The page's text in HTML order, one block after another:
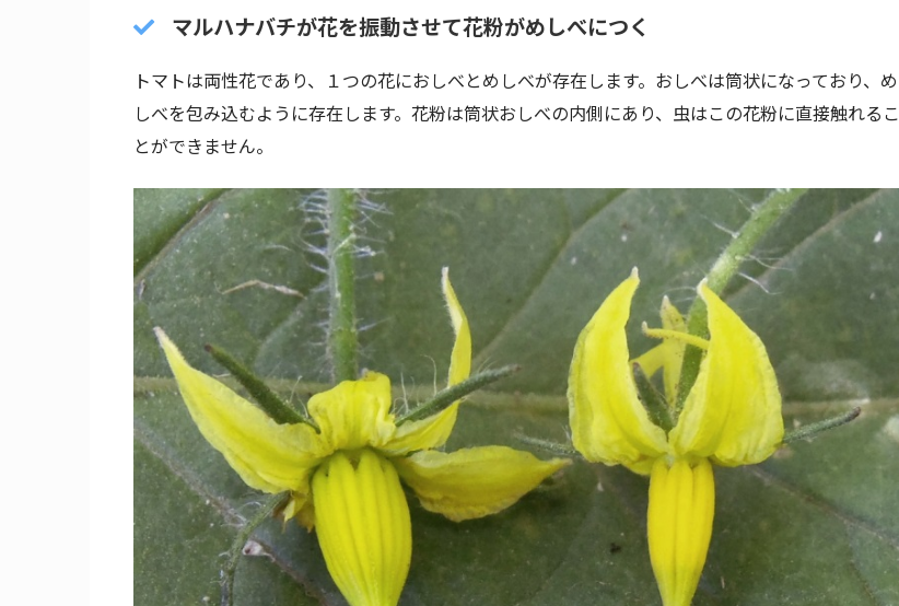
マルハナバチが花を振動させて花粉がめしべにつく
トマトは両性花であり、１つの花におしべとめしべが存在します。おしべは筒状になっており、め
しべを包み込むように存在します。花粉は筒状おしべの内側にあり、虫はこの花粉に直接触れるこ
とができません。